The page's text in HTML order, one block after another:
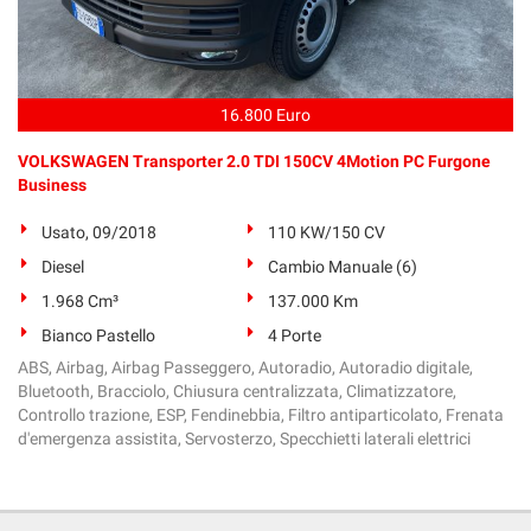
16.800 Euro
VOLKSWAGEN Transporter 2.0 TDI 150CV 4Motion PC Furgone
Business
Usato, 09/2018
110 KW/150 CV
Diesel
Cambio Manuale (6)
1.968 Cm³
137.000 Km
Bianco Pastello
4 Porte
ABS, Airbag, Airbag Passeggero, Autoradio, Autoradio digitale,
Bluetooth, Bracciolo, Chiusura centralizzata, Climatizzatore,
Controllo trazione, ESP, Fendinebbia, Filtro antiparticolato, Frenata
d'emergenza assistita, Servosterzo, Specchietti laterali elettrici